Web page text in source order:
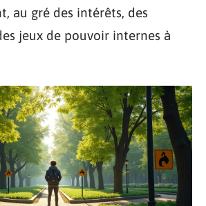
au gré des intérêts, des
jeux de pouvoir internes à